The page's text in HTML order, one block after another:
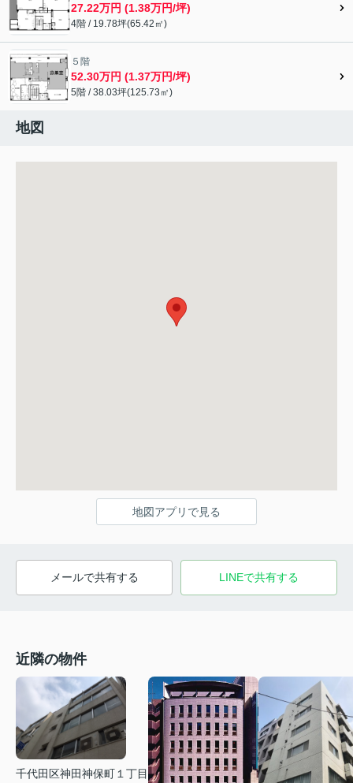
27.22万円 (1.38万円/坪)
4階 / 19.78坪(65.42㎡)
５階
52.30万円 (1.37万円/坪)
5階 / 38.03坪(125.73㎡)
地図
地図アプリで見る
メールで共有する LINEで共有する
近隣の物件
千代田区神田神保町１丁目